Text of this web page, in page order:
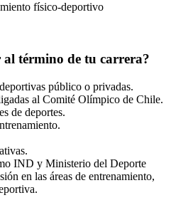
físico-deportivo
término de tu carrera?
público o privadas.
al Comité Olímpico de Chile.
de deportes.
IND y Ministerio del Deporte
en las áreas de entrenamiento,